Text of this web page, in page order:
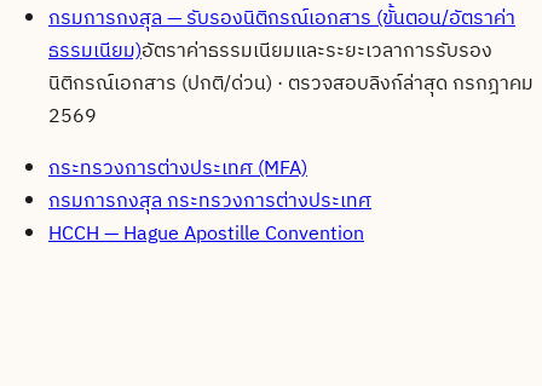
กรมการกงสุล — รับรองนิติกรณ์เอกสาร (ขั้นตอน/อัตราค่า
ธรรมเนียม)อัตราค่าธรรมเนียมและระยะเวลาการรับรอง
นิติกรณ์เอกสาร (ปกติ/ด่วน) · ตรวจสอบลิงก์ล่าสุด กรกฎาคม
2569
กระทรวงการต่างประเทศ (MFA)
กรมการกงสุล กระทรวงการต่างประเทศ
HCCH — Hague Apostille Convention